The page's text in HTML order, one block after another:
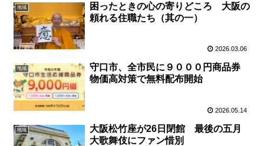
地域
困ったときの心の寄りどころ 大阪の
頼れる住職たち（其の一）
2026.03.06
地域
守口市、全市民に９０００円商品券
物価高対策で無料配布開始
2026.05.14
地域
大阪松竹座が26日閉館 最後の五月
大歌舞伎にファン惜別